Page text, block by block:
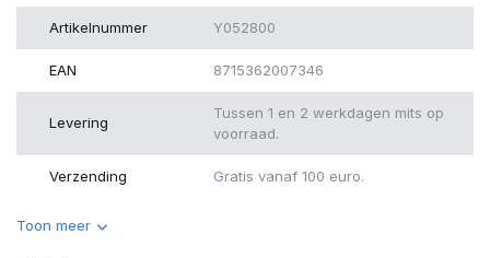
Artikelnummer Y052800
EAN 8715362007346
Levering
Tussen 1 en 2 werkdagen mits op
voorraad.
Verzending Gratis vanaf 100 euro.
Toon meer